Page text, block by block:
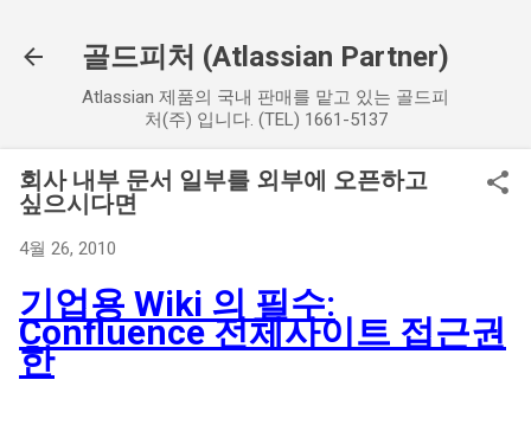
골드피처 (Atlassian Partner)
Atlassian 제품의 국내 판매를 맡고 있는 골드피
처(주) 입니다. (TEL) 1661-5137
회사 내부 문서 일부를 외부에 오픈하고
싶으시다면
4월 26, 2010
기업용 Wiki 의 필수:
Confluence 전체사이트 접근권
한